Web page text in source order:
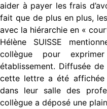
aider à payer les frais
fait que de plus en plus,
avec la hiérarchie en «
Hélène SUISSE
collègue pour
établissement. Diffusée
cette lettre a été affichée
dans leur salle des
collègue a déposé une